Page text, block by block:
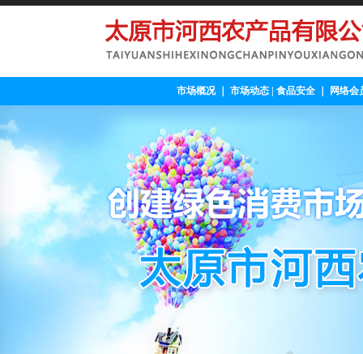
市场概况｜ 市场动态| 食品安全｜ 网络会